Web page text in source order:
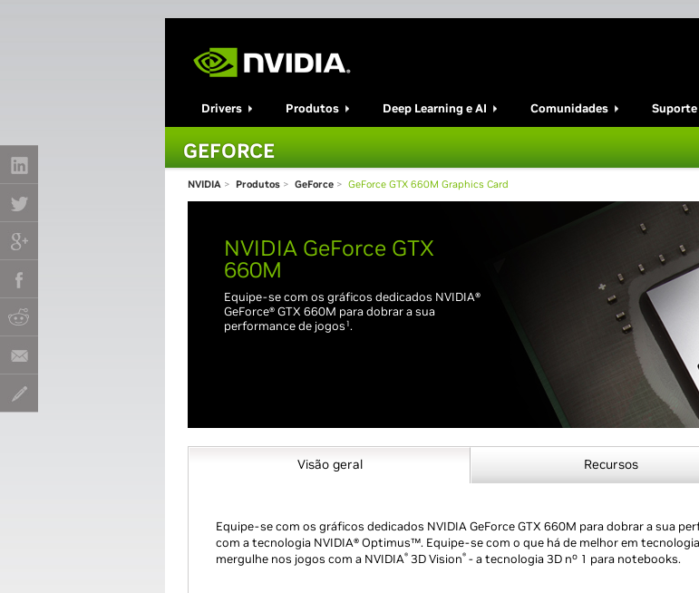
Drivers Produtos Deep Learning e AI Comunidades Suporte
GEFORCE
NVIDIA > Produtos > GeForce > GeForce GTX 660M Graphics Card
NVIDIA GeForce GTX
660M
Equipe-se com os gráficos dedicados NVIDIA®
GeForce® GTX 660M para dobrar a sua
performance de jogos1.
Visão geral Recursos
Equipe-se com os gráficos dedicados NVIDIA GeForce GTX 660M para dobrar a sua
com a tecnologia NVIDIA® Optimus™. Equipe-se com o que há de melhor em
mergulhe nos jogos com a NVIDIA® 3D Vision® - a tecnologia 3D nº 1 para notebooks.